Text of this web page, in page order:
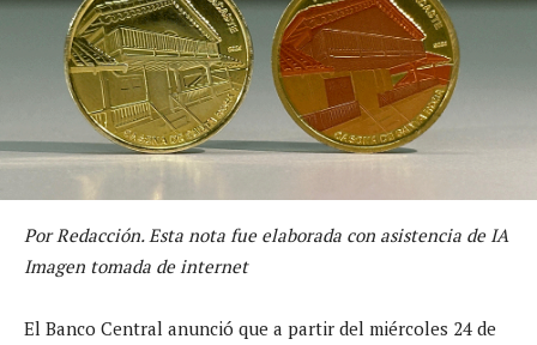
Por Redacción. Esta nota fue elaborada con asistencia de IA
Imagen tomada de internet
El Banco Central anunció que a partir del miércoles 24 de